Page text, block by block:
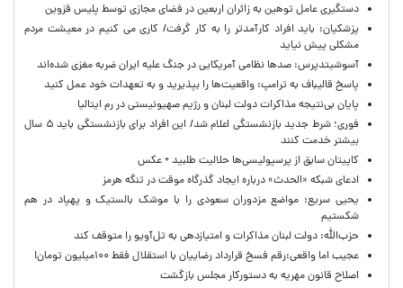
دستگیری عامل توهین به زائران اربعین در فضای مجازی توسط پلیس قزوین
پزشکیان: باید افراد کارآمدتر را به کار گرفت/ کاری می کنیم در معیشت مردم
مشکلی پیش نیاید
آسوشیتدپرس: صدها نظامی آمریکایی در جنگ علیه ایران ضربه مغزی شده‌اند
پاسخ قالیباف به ترامپ: واقعیت‌ها را بپذیرید و به تعهدات خود عمل کنید
پایان بی‌نتیجه مذاکرات دولت لبنان و رژیم صهیونیستی در رم ایتالیا
فوری؛ شرط جدید بازنشستگی اعلام شد/ این افراد برای بازنشستگی باید ۵ سال
بیشتر خدمت کنند
کاپیتان سابق از پرسپولیسی‌ها حلالیت طلبید + عکس
ادعای شبکه «الحدث» درباره ایجاد گذرگاه موقت در تنگه هرمز
یحیی سریع: مواضع مزدوران سعودی را با موشک بالستیک و پهپاد در هم
شکستیم
حزب‌الله: دولت لبنان مذاکرات و امتیازدهی به تل‌آویو را متوقف کند
عجیب اما واقعی:رقم فسخ قرارداد رضاییان با استقلال فقط ۱۰۰میلیون تومان!
اصلاح قانون مهریه به دستورکار مجلس بازگشت